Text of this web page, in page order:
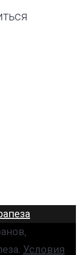
Условия